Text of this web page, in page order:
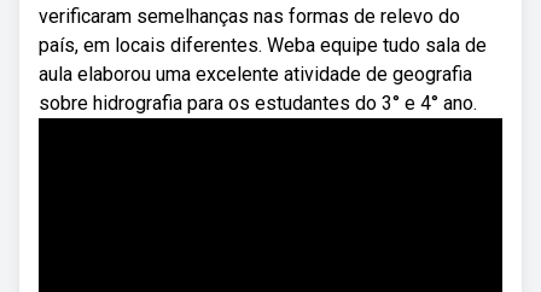
verificaram semelhanças nas formas de relevo do
país, em locais diferentes. Weba equipe tudo sala de
aula elaborou uma excelente atividade de geografia
sobre hidrografia para os estudantes do 3° e 4° ano.